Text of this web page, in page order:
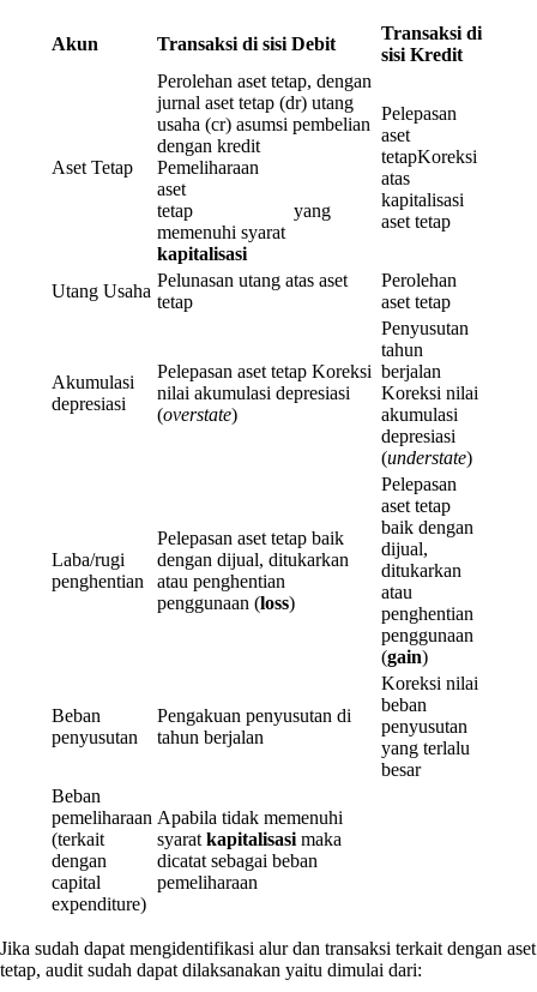
Akun Transaksi di sisi Debit
Transaksi di
sisi Kredit
Aset Tetap
Perolehan aset tetap, dengan
jurnal aset tetap (dr) utang
usaha (cr) asumsi pembelian
dengan kredit
Pemeliharaan
aset
tetap yang
memenuhi syarat
kapitalisasi
Pelepasan
aset
tetapKoreksi
atas
kapitalisasi
aset tetap
Utang Usaha
Pelunasan utang atas aset
tetap
Perolehan
aset tetap
Akumulasi
depresiasi
Pelepasan aset tetap Koreksi
nilai akumulasi depresiasi
(overstate)
Penyusutan
tahun
berjalan
Koreksi nilai
akumulasi
depresiasi
(understate)
Laba/rugi
penghentian
Pelepasan aset tetap baik
dengan dijual, ditukarkan
atau penghentian
penggunaan (loss)
Pelepasan
aset tetap
baik dengan
dijual,
ditukarkan
atau
penghentian
penggunaan
(gain)
Beban
penyusutan
Pengakuan penyusutan di
tahun berjalan
Koreksi nilai
beban
penyusutan
yang terlalu
besar
Beban
pemeliharaan
(terkait
dengan
capital
expenditure)
Apabila tidak memenuhi
syarat kapitalisasi maka
dicatat sebagai beban
pemeliharaan
Jika sudah dapat mengidentifikasi alur dan transaksi terkait dengan aset
tetap, audit sudah dapat dilaksanakan yaitu dimulai dari: